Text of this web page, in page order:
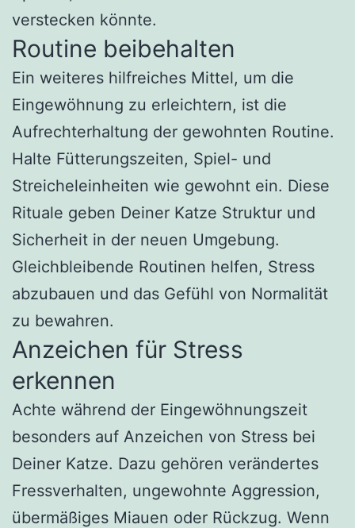
verstecken könnte.
Routine beibehalten
Ein weiteres hilfreiches Mittel, um die
Eingewöhnung zu erleichtern, ist die
Aufrechterhaltung der gewohnten Routine.
Halte Fütterungszeiten, Spiel- und
Streicheleinheiten wie gewohnt ein. Diese
Rituale geben Deiner Katze Struktur und
Sicherheit in der neuen Umgebung.
Gleichbleibende Routinen helfen, Stress
abzubauen und das Gefühl von Normalität
zu bewahren.
Anzeichen für Stress
erkennen
Achte während der Eingewöhnungszeit
besonders auf Anzeichen von Stress bei
Deiner Katze. Dazu gehören verändertes
Fressverhalten, ungewohnte Aggression,
übermäßiges Miauen oder Rückzug. Wenn